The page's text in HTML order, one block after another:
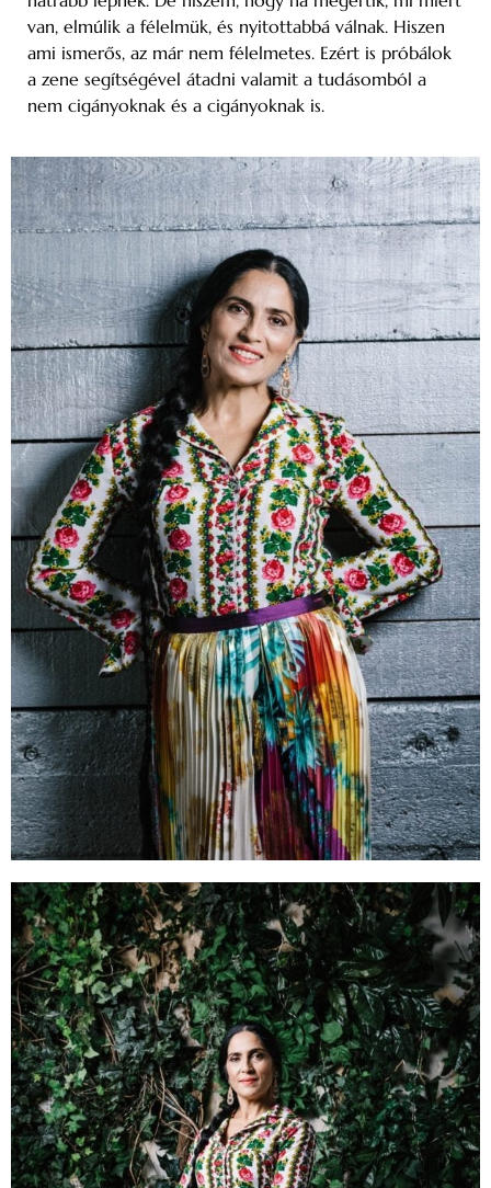
van, elmúlik a félelmük, és nyitottabbá válnak. Hiszen
ami ismerős, az már nem félelmetes. Ezért is próbálok
a zene segítségével átadni valamit a tudásomból a
nem cigányoknak és a cigányoknak is.